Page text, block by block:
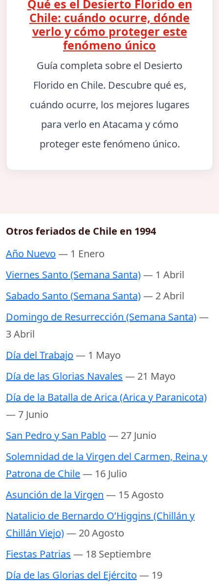
Qué es el Desierto Florido en
Chile: cuándo ocurre, dónde
verlo y cómo proteger este
fenómeno único
Guía completa sobre el Desierto
Florido en Chile. Descubre qué es,
cuándo ocurre, los mejores lugares
para verlo en Atacama y cómo
proteger este fenómeno único.
Otros feriados de Chile en 1994
Año Nuevo — 1 Enero
Viernes Santo (Semana Santa)— 1 Abril
Sabado Santo (Semana Santa)— 2 Abril
Domingo de Resurrección (Semana Santa)—
3 Abril
Día del Trabajo — 1 Mayo
Día de las Glorias Navales — 21 Mayo
Día de la Batalla de Arica (Arica y Paranicota)
— 7 Junio
San Pedro y San Pablo — 27 Junio
Solemnidad de la Virgen del Carmen, Reina y
Patrona de Chile— 16 Julio
Asunción de la Virgen — 15 Agosto
Natalicio de Bernardo O’Higgins (Chillán y
Chillán Viejo)— 20 Agosto
Fiestas Patrias — 18 Septiembre
Día de las Glorias del Ejército — 19